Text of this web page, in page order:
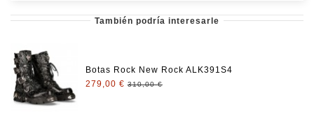
También podría interesarle
Botas Rock New Rock ALK391S4
279,00 € 310,00 €